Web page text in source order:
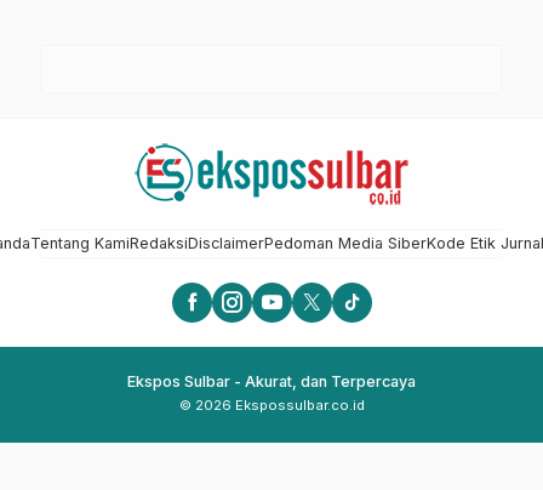
Tentang KamiRedaksiDisclaimerPedoman Media SiberKode Etik
Ekspos Sulbar - Akurat, dan Terpercaya
© 2026 Ekspossulbar.co.id